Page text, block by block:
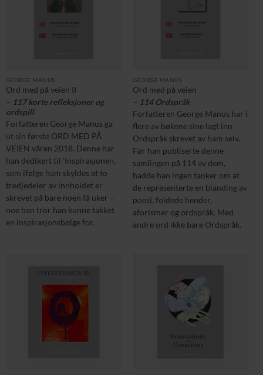
GEORGE MANUS
Ord med på veien II
– 117 korte refleksjoner og
ordspill
Forfatteren George Manus ga
ut sin første ORD MED PÅ
VEIEN våren 2018. Denne har
han dedikert til ‘Inspirasjonen,
som ifølge ham skyldes at to
tredjedeler av innholdet er
skrevet på bare noen få uker –
noe han tror han kunne takket
en inspirasjonsbølge for.
GEORGE MANUS
Ord med på veien
– 114 Ordspråk
Forfatteren George Manus har i
flere av bøkene sine lagt inn
Ordspråk skrevet av ham selv.
Før han publiserte denne
samlingen på 114 av dem,
hadde han ingen tanker om at
de representerte en blanding av
poesi, foldede hender,
aforismer og ordspråk. Med
andre ord ikke bare Ordspråk.